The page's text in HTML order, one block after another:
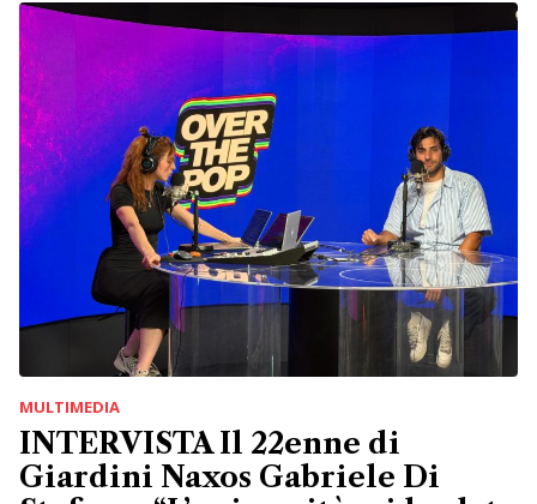
MULTIMEDIA
INTERVISTA Il 22enne di
Giardini Naxos Gabriele Di